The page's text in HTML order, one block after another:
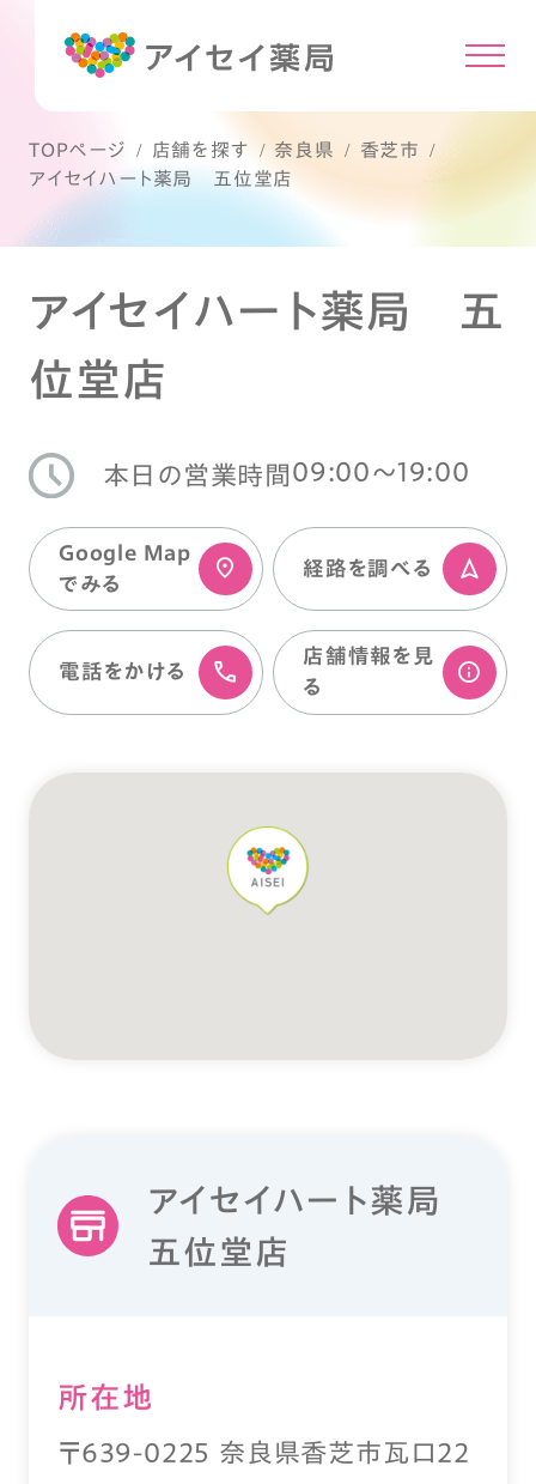
TOPページ 店舗を探す 奈良県
香芝市
アイセイハート薬局 五位堂店
アイセイハート薬局 五
位堂店
本日の営業時間 09:00〜19:00
Google Map
でみる
経路を調べる
電話をかける
店舗情報を⾒
る
アイセイハート薬局
五位堂店
所在地
〒639-0225 奈良県香芝市瓦口22